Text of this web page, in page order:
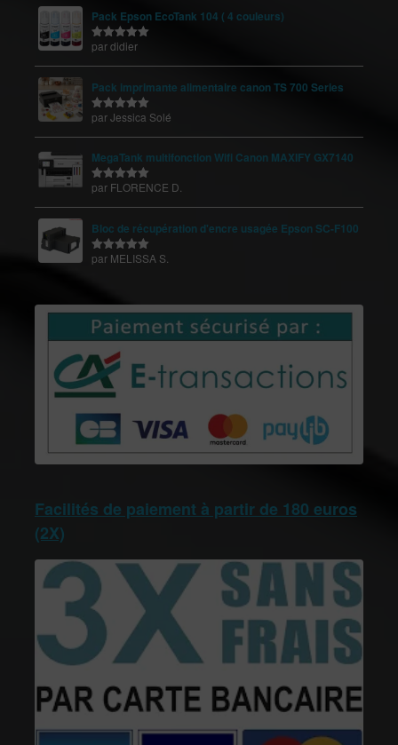
Pack Epson EcoTank 104 ( 4 couleurs)
Note 5sur
par didier
Pack imprimante alimentaire canon TS 700 Series
Note5sur
par Jessica Solé
MegaTank multifonction Wifi Canon MAXIFY GX7140
Note
sur
par FLORENCE D.
Bloc de récupération d'encre usagée Epson SC-F100
Note 5sur
par MELISSA S.
Facilités de paiement à partir de 180 euros
(2X)